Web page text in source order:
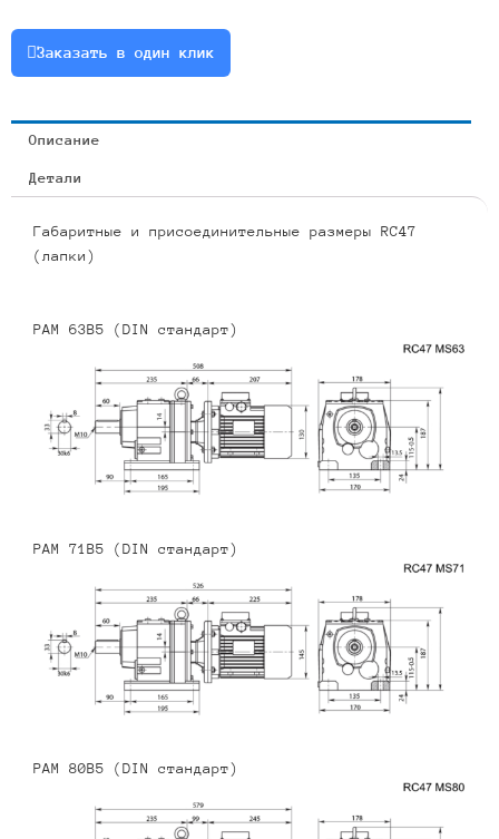
или
RCF47-
138-
Заказать в один клик
Описание
Детали
Габаритные и присоединительные размеры RC47
(лапки)
PAM 63B5 (DIN стандарт)
PAM 71B5 (DIN стандарт)
PAM 80B5 (DIN стандарт)